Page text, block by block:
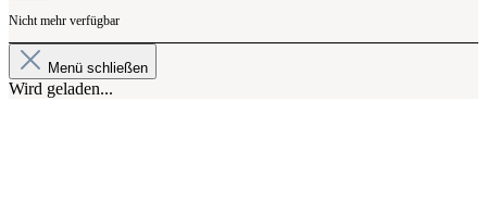
Nicht mehr verfügbar
Menü schließen
Wird geladen...